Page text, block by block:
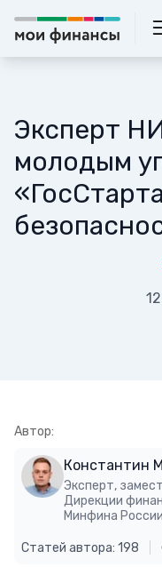
Эксперт
молодым
Автор:
Константин
Эксперт,
Дирекции
Минфина России
Статей автора: 198